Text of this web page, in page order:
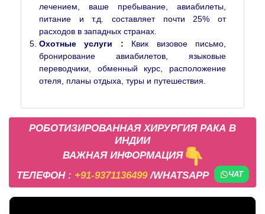
лечением, ваше пребывание, авиабилеты,
питание и т.д. составляет почти 25% от
расходов в западных странах.
Охотные услуги : Квик визовое письмо,
бронирование авиабилетов, языковые
переводчики, обменный курс, расположение
отеля, планы отдыха, туры и путешествия.
РОБОТИЗИРОВАННАЯ ХИРУРГИЯ РАКА В
ИНДИИ
ВАЖНАЯ ИНФОРМАЦИЯ
ТЕЛЕФОН : +91-9371136499/WHATSAPP ЧАТ